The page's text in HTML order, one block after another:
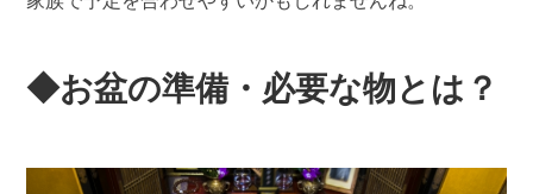
◆お盆の準備・必要な物とは？